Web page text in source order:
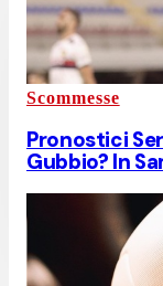
Scommesse
Pronostici
Gubbio? In